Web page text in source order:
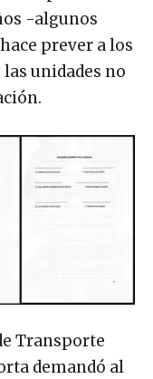
-algunos
prever a los
unidades no
Transporte
demandó al